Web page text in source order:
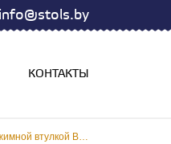
КОНТАКТЫ
Worker/ BR. 43,45/ EMS